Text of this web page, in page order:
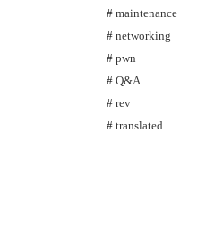
maintenance
networking
pwn
Q&A
rev
translated